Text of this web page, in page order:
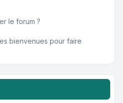
le forum ?
bienvenues pour faire